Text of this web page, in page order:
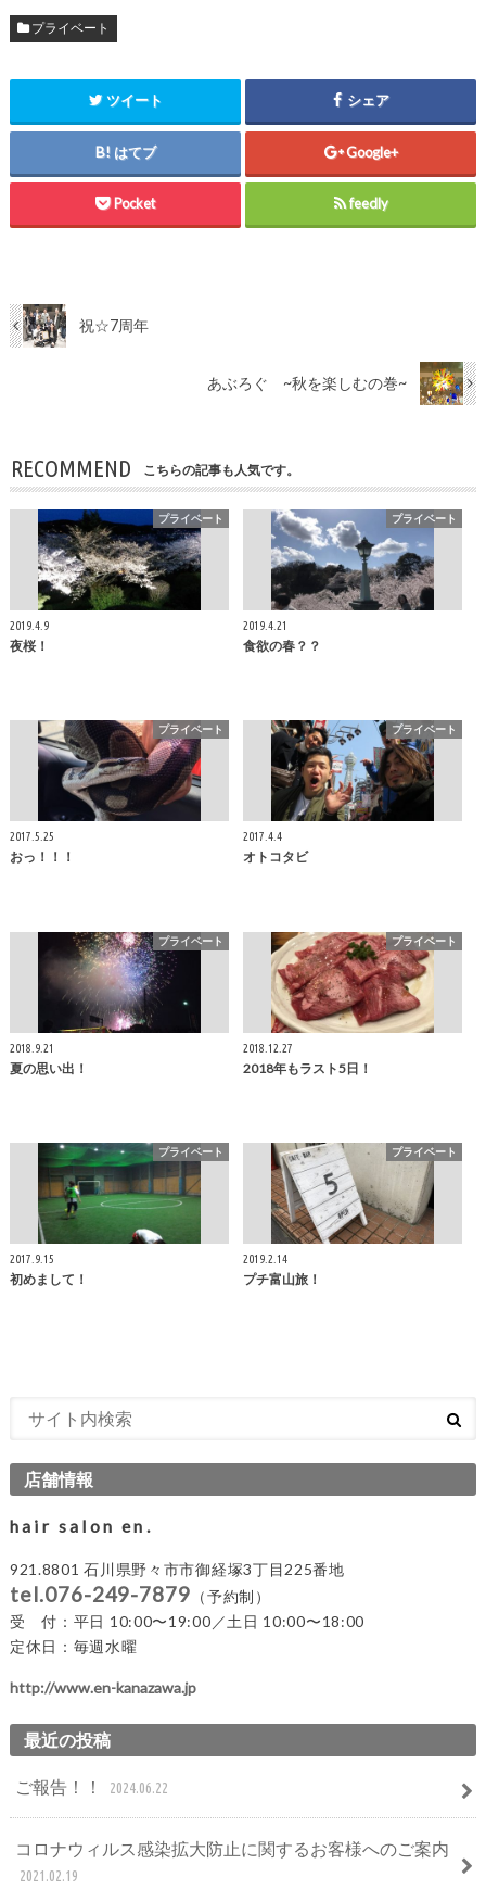
プライベート
ツイート シェア
はてブ Google+
Pocket feedly
祝☆7周年
あぶろぐ ~秋を楽しむの巻~
RECOMMEND こちらの記事も人気です。
プライベート
2019.4.9
夜桜！
プライベート
2019.4.21
食欲の春？？
プライベート
2017.5.25
おっ！！！
プライベート
2017.4.4
オトコタビ
プライベート
2018.9.21
夏の思い出！
プライベート
2018.12.27
2018年もラスト5日！
プライベート
2017.9.15
初めまして！
プライベート
2019.2.14
プチ富山旅！
店舗情報
hair salon en.
921.8801 石川県野々市市御経塚3丁目225番地
tel.076-249-7879 （予約制）
受 付：平日 10:00〜19:00／土日 10:00〜18:00
定休日：毎週水曜
http://www.en-kanazawa.jp
最近の投稿
ご報告！！ 2024.06.22
コロナウィルス感染拡大防止に関するお客様へのご案内
2021.02.19